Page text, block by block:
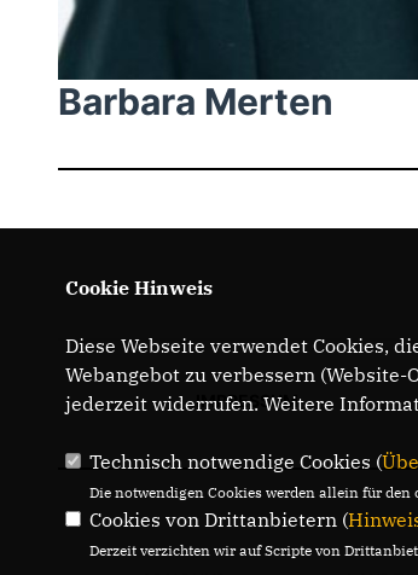
Barbara Merten
IMPRESSUM
Cookie Hinweis
Diese Webseite verwendet Cookies,
Webangebot zu verbessern
jederzeit widerrufen. Weitere
Technisch notwendige Cookies (
Die notwendigen Cookies werden allein für
Cookies von Drittanbietern (
Derzeit verzichten wir auf Scripte von